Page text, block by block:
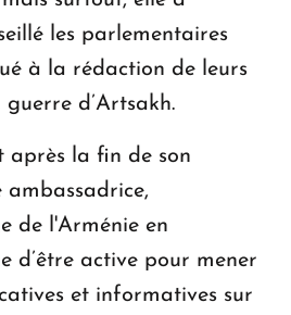
les parlementaires
à la rédaction de leurs
d’Artsakh.
après la fin de son
ambassadrice,
de l'Arménie en
d’être active pour mener
et informatives sur